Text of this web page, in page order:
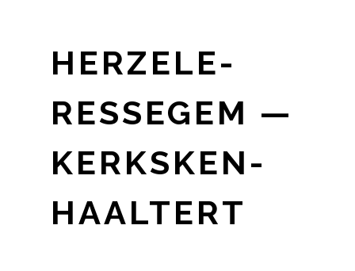
HERZELE-
RESSEGEM —
KERKSKEN-
HAALTERT